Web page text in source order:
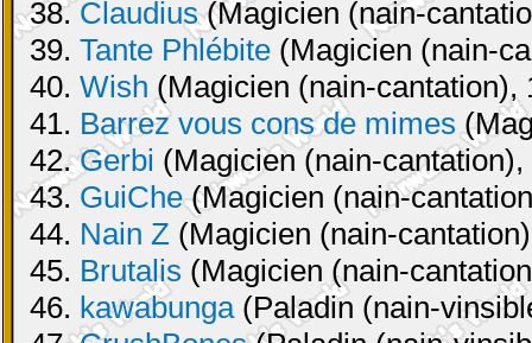
38.Claudius(Magicien (nain-
39. Tante Phlébite (Magicien (nain-
40. Wish (Magicien (nain-cantation),
41. Barrez vous cons de mimes
42.Gerbi (Magicien (nain-
43. GuiChe(Magicien (nain-
44. Nain Z (Magicien (nain-
45. Brutalis (Magicien (nain-
46. kawabunga(Paladin (nain-